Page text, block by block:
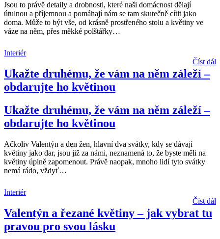
Jsou to právě detaily a drobnosti, které naši domácnost dělají
útulnou a příjemnou a pomáhají nám se tam skutečně cítit jako
doma. Může to být vše, od krásně prostřeného stolu a květiny ve
váze na něm, přes měkké polštářky…
Interiér
Číst dál
Ukažte druhému, že vám na něm záleží –
obdarujte ho květinou
Ukažte druhému, že vám na něm záleží –
obdarujte ho květinou
Ačkoliv Valentýn a den žen, hlavní dva svátky, kdy se dávají
květiny jako dar, jsou již za námi, neznamená to, že byste měli na
květiny úplně zapomenout. Právě naopak, mnoho lidí tyto svátky
nemá rádo, vždyť…
Interiér
Číst dál
Valentýn a řezané květiny – jak vybrat tu
pravou pro svou lásku